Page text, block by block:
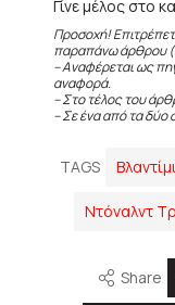
Γίνε μέλος στο
Προσοχή!
παραπάνω άρθρου (
– Αναφέρεται ως
αναφορά.
– Στο τέλος του
– Σε ένα από τα δύο
TAGS
Ντόναλντ
Share